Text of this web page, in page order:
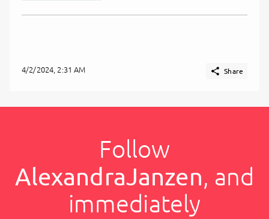
4/2/2024, 2:31 AM  Share
Follow
AlexandraJanzen, and
immediately